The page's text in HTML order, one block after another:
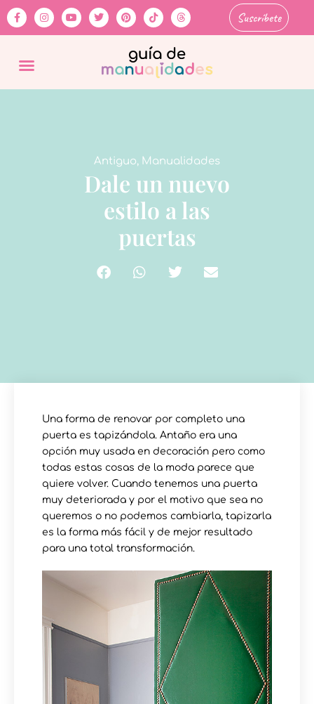
Suscríbete
Antiguo, Manualidades
Dale un nuevo
estilo a las
puertas
Una forma de renovar por completo una
puerta es tapizándola. Antaño era una
opción muy usada en decoración pero como
todas estas cosas de la moda parece que
quiere volver. Cuando tenemos una puerta
muy deteriorada y por el motivo que sea no
queremos o no podemos cambiarla, tapizarla
es la forma más fácil y de mejor resultado
para una total transformación.